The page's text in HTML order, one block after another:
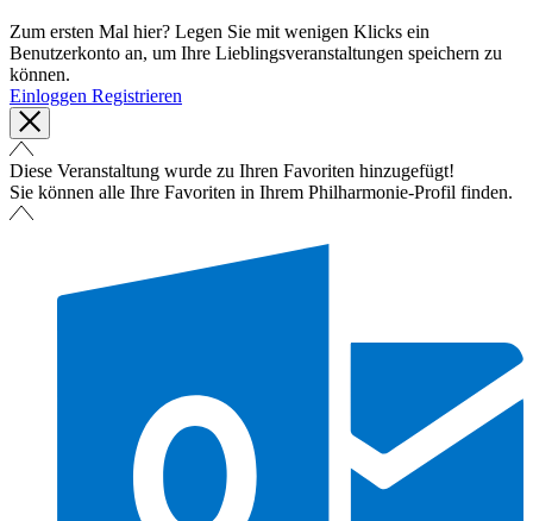
Zum ersten Mal hier? Legen Sie mit wenigen Klicks ein
Benutzerkonto an, um Ihre Lieblingsveranstaltungen speichern zu
können.
Einloggen Registrieren
Diese Veranstaltung wurde zu Ihren Favoriten hinzugefügt!
Sie können alle Ihre Favoriten in Ihrem Philharmonie-Profil finden.